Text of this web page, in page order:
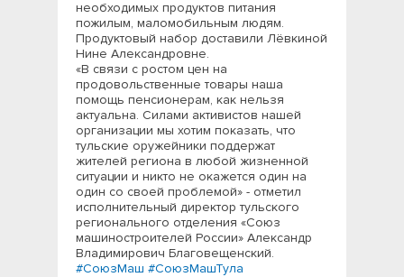
необходимых продуктов питания
пожилым, маломобильным людям.
Продуктовый набор доставили Лёвкиной
Нине Александровне.
«В связи с ростом цен на
продовольственные товары наша
помощь пенсионерам, как нельзя
актуальна. Силами активистов нашей
организации мы хотим показать, что
тульские оружейники поддержат
жителей региона в любой жизненной
ситуации и никто не окажется один на
один со своей проблемой» - отметил
исполнительный директор тульского
регионального отделения «Союз
машиностроителей России» Александр
Владимирович Благовещенский.
#СоюзМаш #СоюзМашТула